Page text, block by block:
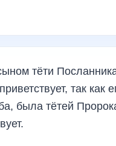
тёти
так как
была тётей